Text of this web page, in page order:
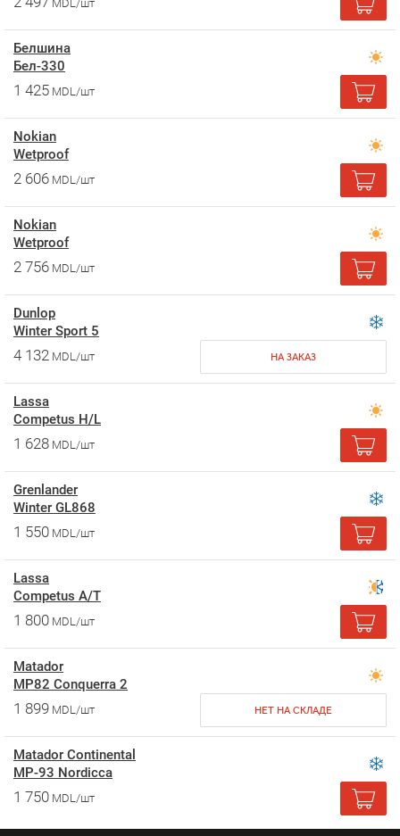
MDL/шт
Белшина
Бел-330
1 425 MDL/шт
Nokian
Wetproof
2 606 MDL/шт
Nokian
Wetproof
2 756 MDL/шт
Dunlop
Winter Sport 5
4 132 MDL/шт НА ЗАКАЗ
Lassa
Competus H/L
1 628 MDL/шт
Grenlander
Winter GL868
1 550 MDL/шт
Lassa
Competus A/T
1 800 MDL/шт
Matador
MP82 Conquerra 2
1 899 MDL/шт НЕТ НА СКЛАДЕ
Matador Continental
MP-93 Nordicca
1 750 MDL/шт